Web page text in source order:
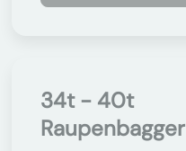
34t - 40t
Raupenbagger